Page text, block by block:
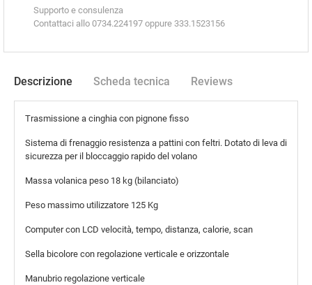
Supporto e consulenza
Contattaci allo 0734.224197 oppure 333.1523156
Descrizione Scheda tecnica Reviews
Trasmissione a cinghia con pignone fisso
Sistema di frenaggio resistenza a pattini con feltri. Dotato di leva di
sicurezza per il bloccaggio rapido del volano
Massa volanica peso 18 kg (bilanciato)
Peso massimo utilizzatore 125 Kg
Computer con LCD velocità, tempo, distanza, calorie, scan
Sella bicolore con regolazione verticale e orizzontale
Manubrio regolazione verticale